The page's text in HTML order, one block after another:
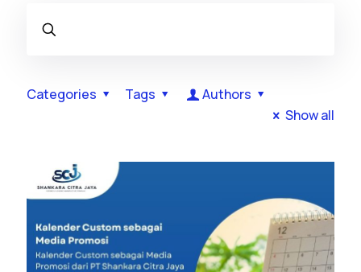
Categories Tags
Authors
Show all